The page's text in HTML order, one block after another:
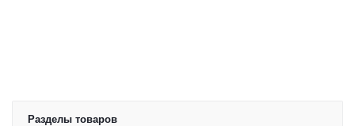
Разделы товаров